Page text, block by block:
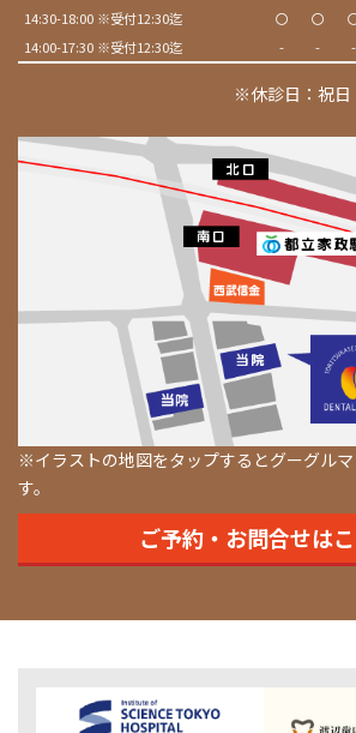
14:30-18:00 ※受付12:30迄
〇 〇
14:00-17:30 ※受付12:30迄
- - -
※休診日：祝
※イラストの地図をタップするとグーグル
す。
ご予約・お問合せは